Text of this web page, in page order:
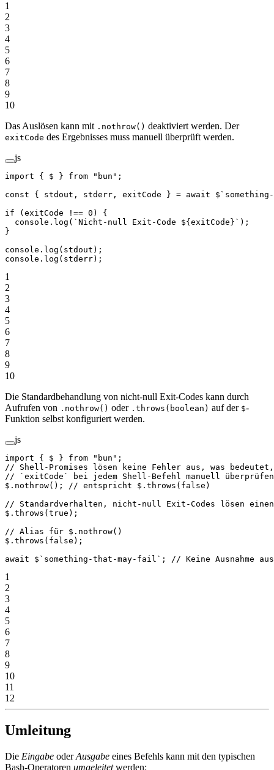
1
2
3
4
5
6
7
8
9
10
Das Auslösen kann mit .nothrow() deaktiviert werden. Der
exitCode des Ergebnisses muss manuell überprüft werden.
js
import { $ } from "bun" ;
const { stdout , stderr , exitCode } = await $
if (exitCode !== 0 ) {
  console.
log ( `Nicht-null Exit-Code ${ exitCode }` );
}
console. log (stdout);
console. log (stderr);
1
2
3
4
5
6
7
8
9
10
Die Standardbehandlung von nicht-null Exit-Codes kann durch
Aufrufen von .nothrow() oder .throws(boolean) auf der $-
Funktion selbst konfiguriert werden.
js
import { $ } from "bun" ;
// Shell-Promises lösen keine Fehler aus, was
// `exitCode` bei jedem Shell-Befehl manuell überprüfen
$. nothrow(); // entspricht $.throws(false)
// Standardverhalten, nicht-null Exit-Codes lösen
$. throws ( true );
// Alias für $.nothrow()
$. throws ( false );
await $ `something-that-may-fail` ; // Keine Ausnahme
1
2
3
4
5
6
7
8
9
10
11
12
Umleitung
Die Eingabe oderAusgabe eines Befehls kann mit den typischen
Bash-Operatoren umgeleitetwerden: